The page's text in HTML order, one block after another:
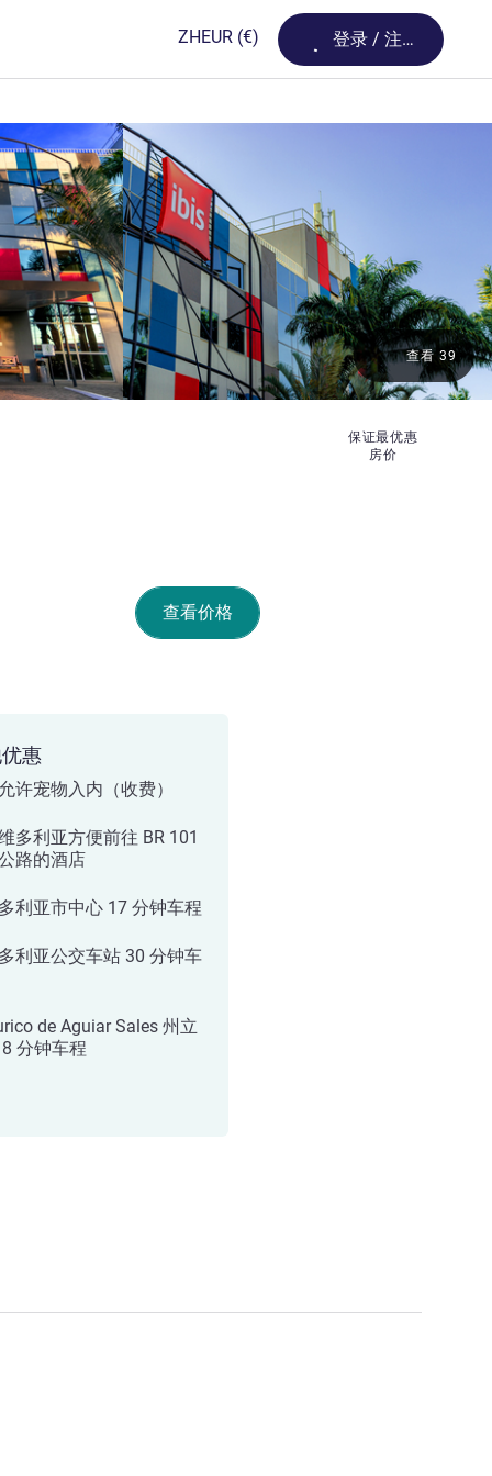
ZHEUR (€) Loading...
登录 / 注册
保证最优惠
房价
查看 39
查看价格
惠
许宠物入内（收费）
多利亚方便前往 BR 101
路的酒店
利亚市中心 17 分钟车程
利亚公交车站 30 分钟车
de Aguiar Sales 州立
分钟车程